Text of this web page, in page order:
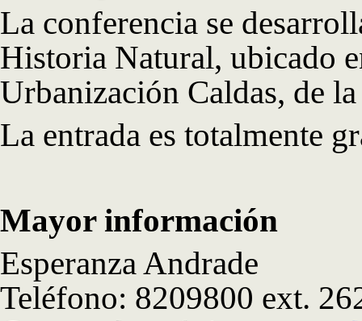
La conferencia se
Historia Natural, ubicado
Urbanización Caldas, de
La entrada es totalmente
Mayor información
Esperanza Andrade
Teléfono: 8209800 ext.